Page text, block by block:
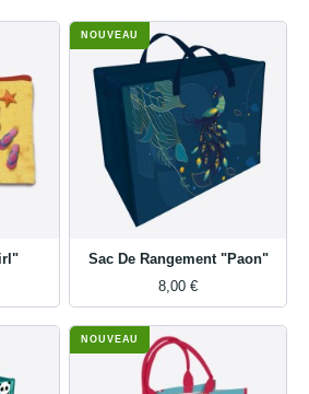
Sac De Rangement "Paon"
8,00 €
NOUVEAU
NOUVEAU